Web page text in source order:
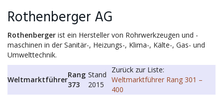
Rothenberger AG
Rothenberger ist ein Hersteller von Rohrwerkzeugen und -
maschinen in der Sanitär-, Heizungs-, Klima-, Kälte-, Gas- und
Umwelttechnik.
Weltmarktführer
Rang
373
Stand
2015
Zurück zur Liste:
Weltmarktführer Rang 301 –
400